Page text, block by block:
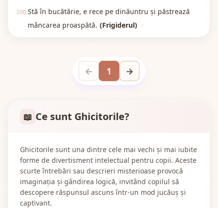
100.Stă în bucătărie, e rece pe dinăuntru și păstrează
mâncarea proaspătă. (Frigiderul)
← 1 →
📖 Ce sunt Ghicitorile?
Ghicitorile sunt una dintre cele mai vechi și mai iubite
forme de divertisment intelectual pentru copii. Aceste
scurte întrebări sau descrieri misterioase provocă
imaginația și gândirea logică, invitând copilul să
descopere răspunsul ascuns într-un mod jucăuș și
captivant.